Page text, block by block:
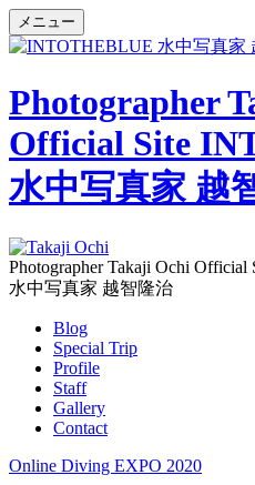
メニュー
Photographer
Official Site
水中写真家 越
Photographer Takaji Ochi
水中写真家 越智隆治
Blog
Special Trip
Profile
Staff
Gallery
Contact
Online Diving EXPO 2020